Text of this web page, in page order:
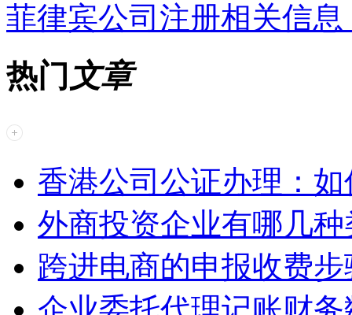
菲律宾公司注册相关信
热门 文章
香港公司公证办理：
外商投资企业有哪几种
跨进电商的申报收费